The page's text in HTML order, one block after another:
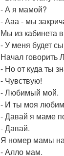
- А я мамой?
- Ааа - мы
Мы из кабинета
- У меня будет
Начал говорить
- Но от куда ты
- Чувствую!
- Любимый мой.
- И ты моя
- Давай я маме
- Давай.
Я номер мамы
- Алло мам.